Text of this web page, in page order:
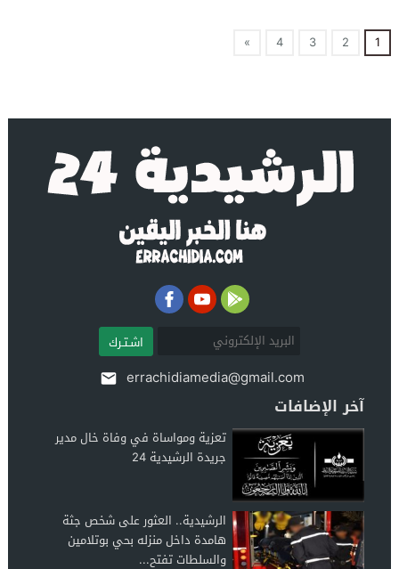
1
2
3
4
»
اشـتـرك
errachidiamedia@gmail.com
آخر الإضافات
تعزية ومواساة في وفاة خال مدير
جريدة الرشيدية 24
الرشيدية.. العثور على شخص جثة
هامدة داخل منزله بحي بوتلامين
والسلطات تفتح...